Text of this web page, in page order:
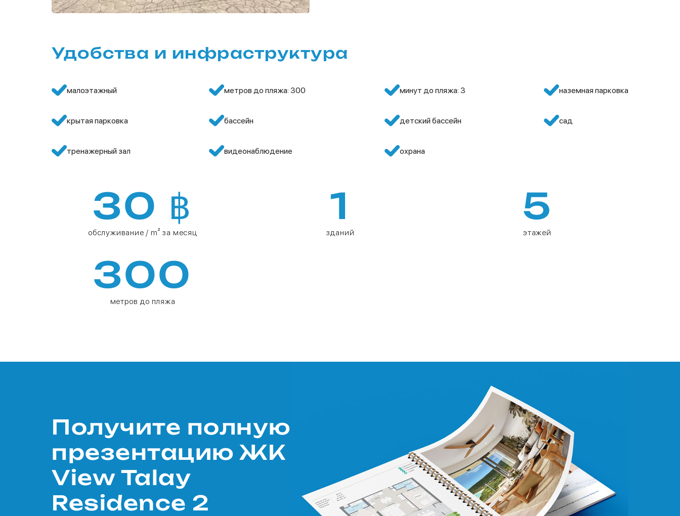
Удобства и инфраструктура
малоэтажный метров до пляжа: 300 минут до пляжа: 3 наземная парковка
крытая парковка бассейн детский бассейн сад
тренажерный зал видеонаблюдение охрана
30 ฿
обслуживание / m² за месяц
1
зданий
5
этажей
300
метров до пляжа
Получите полную
презентацию ЖК
View Talay
Residence 2